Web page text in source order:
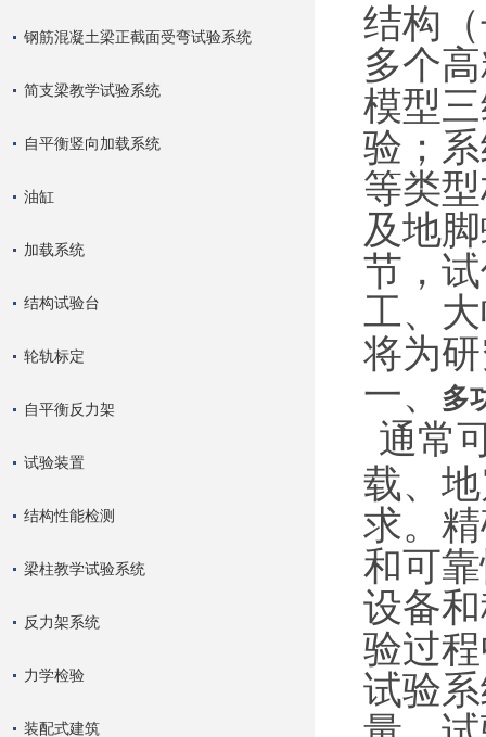
钢筋混凝土梁正截面受弯试验系统
简支梁教学试验系统
自平衡竖向加载系统
油缸
加载系统
结构试验台
轮轨标定
自平衡反力架
试验装置
结构性能检测
梁柱教学试验系统
反力架系统
力学检验
装配式建筑
结构
多个
模型
验；
等类
及地
节，
工、
将为
一、
多
通常
载、
求。
和可
设备
验过
试验